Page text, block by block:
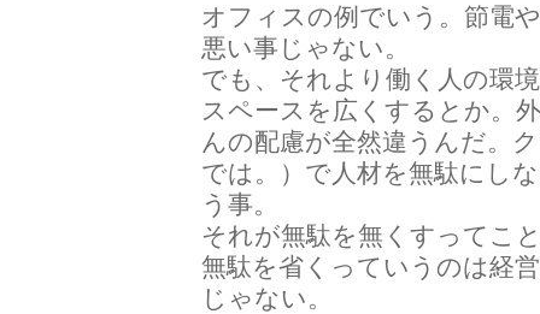
オフィスの例でいう。節電
悪い事じゃない。
でも、それより働く人の環
スペースを広くするとか。
んの配慮が全然違うんだ。
では。）で人材を無駄にし
う事。
それが無駄を無くすってこ
無駄を省くっていうのは経
じゃない。